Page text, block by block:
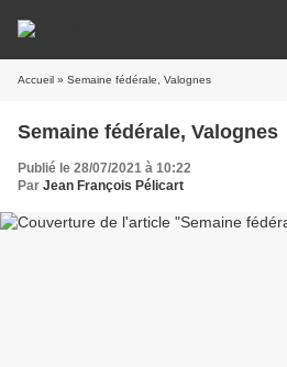
Accueil » Semaine fédérale, Valognes
Semaine fédérale, Valognes
Publié le 28/07/2021 à 10:22
Par Jean François Pélicart